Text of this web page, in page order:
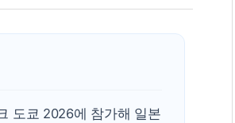
인제 용대리 계곡서 수위 상
동해시, 11~14일 '별똥별 멍'
폭염에 車 운전면허 기능시
도쿄 2026에 참가해 일본